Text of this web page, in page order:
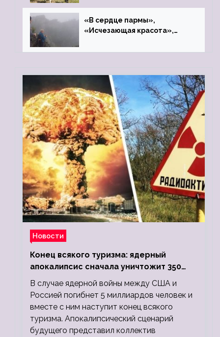
«В сердце пармы»,
«Исчезающая красота»,
Новости
Конец всякого туризма: ядерный
апокалипсис сначала уничтожит 350
миллионов, а потом 5 миллиардов
людей
В случае ядерной войны между США и
Россией погибнет 5 миллиардов человек и
вместе с ним наступит конец всякого
туризма. Апокалипсический сценарий
будущего представил коллектив